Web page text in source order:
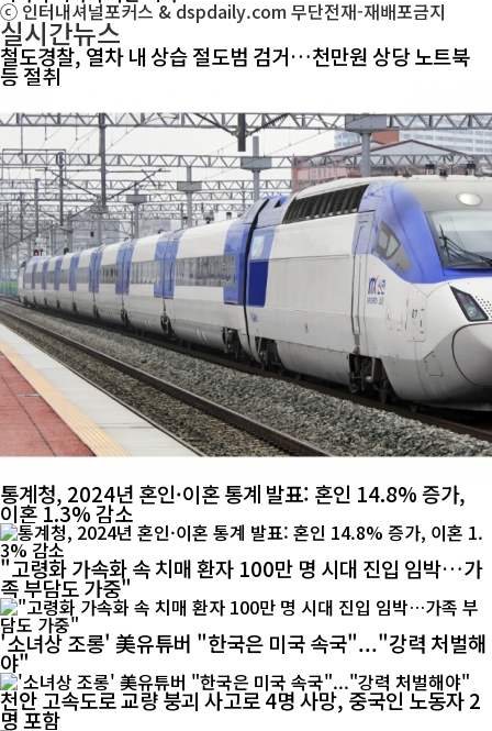
ⓒ 인터내셔널포커스 & dspdaily.com 무단전재-재배포금지
실시간뉴스
철도경찰, 열차 내 상습 절도범 검거…천만원 상당 노트북
등 절취
통계청, 2024년 혼인·이혼 통계 발표: 혼인 14.8% 증가,
이혼 1.3% 감소
"고령화 가속화 속 치매 환자 100만 명 시대 진입 임박…가
족 부담도 가중"
'소녀상 조롱' 美유튜버 "한국은 미국 속국"..."강력 처벌해
야"
천안 고속도로 교량 붕괴 사고로 4명 사망, 중국인 노동자 2
명 포함